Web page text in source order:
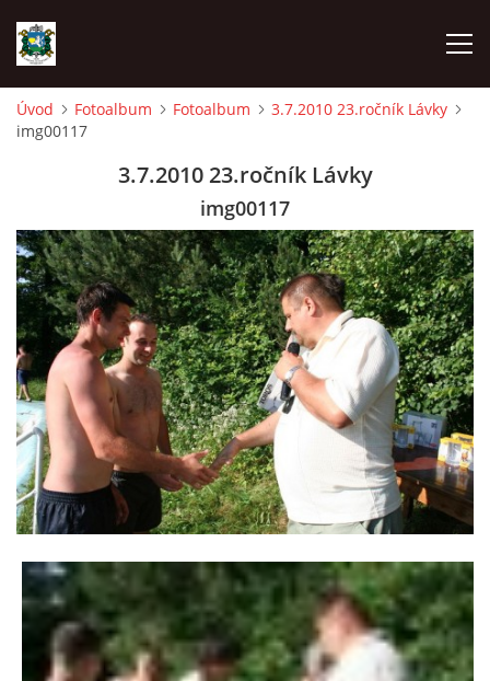
ÚVOD
LÁVKA
FICHTLCUP
PŘIHLAŠOVACÍ FORMULÁŘ NA FICHTLCUP 2026
LISTINA PŘIHLÁŠENÝCH ZÁVODNÍKŮ FICHTLCUP 2026
VÝSLEDKY 19. ROČNÍKU LICOMĚLICKÉHO FICHTLCUPU
SCHŮZE
BRIGÁDY
Úvod Fotoalbum Fotoalbum
3.7.2010 23.ročník Lávky
img00117
3.7.2010 23.ročník Lávky
img00117